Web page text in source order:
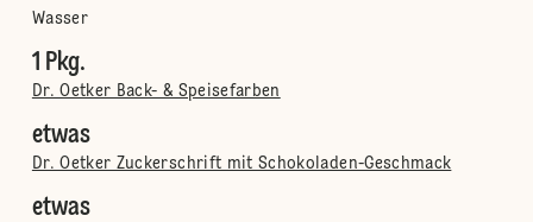
Wasser
1 Pkg.
Dr. Oetker Back- & Speisefarben
etwas
Dr. Oetker Zuckerschrift mit Schokoladen-Geschmack
etwas